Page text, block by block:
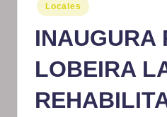
m
at
iv
o
Publicado
en
Locales
INAUGURA
LOBEIRA